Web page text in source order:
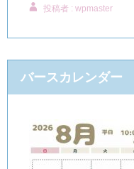
投稿者 : wpmaster
バースカレンダー